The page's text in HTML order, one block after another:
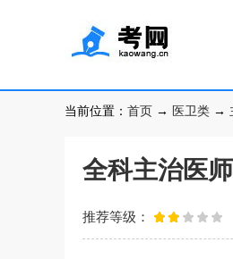
当前位置： 首页 → 医卫类 →
全科主治医
推荐等级：